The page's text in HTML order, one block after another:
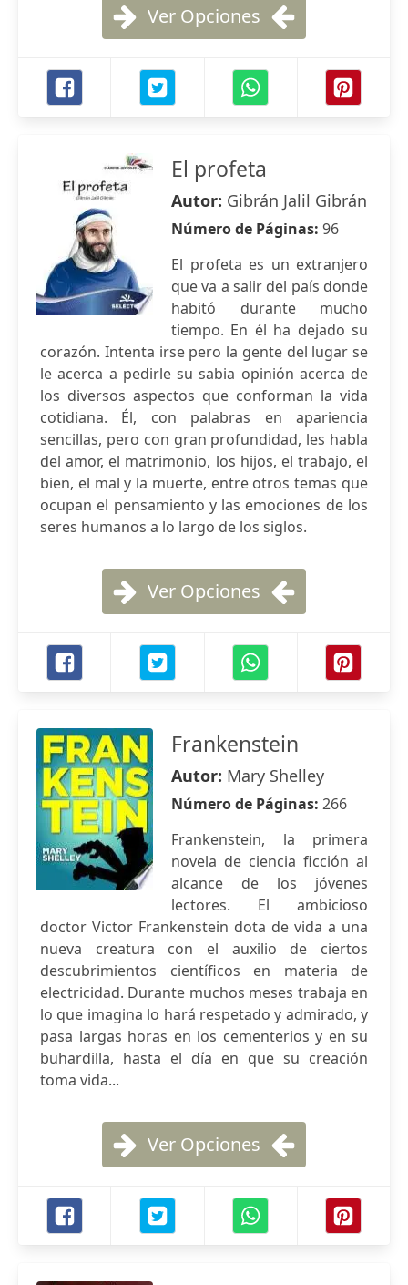
Ver Opciones
El profeta
Autor: Gibrán Jalil Gibrán
Número de Páginas: 96
El profeta es un extranjero
que va a salir del país donde
habitó durante mucho
tiempo. En él ha dejado su
corazón. Intenta irse pero la gente del lugar se
le acerca a pedirle su sabia opinión acerca de
los diversos aspectos que conforman la vida
cotidiana. Él, con palabras en apariencia
sencillas, pero con gran profundidad, les habla
del amor, el matrimonio, los hijos, el trabajo, el
bien, el mal y la muerte, entre otros temas que
ocupan el pensamiento y las emociones de los
seres humanos a lo largo de los siglos.
Ver Opciones
Frankenstein
Autor: Mary Shelley
Número de Páginas: 266
Frankenstein, la primera
novela de ciencia ficción al
alcance de los jóvenes
lectores. El ambicioso
doctor Victor Frankenstein dota de vida a una
nueva creatura con el auxilio de ciertos
descubrimientos científicos en materia de
electricidad. Durante muchos meses trabaja en
lo que imagina lo hará respetado y admirado, y
pasa largas horas en los cementerios y en su
buhardilla, hasta el día en que su creación
toma vida...
Ver Opciones